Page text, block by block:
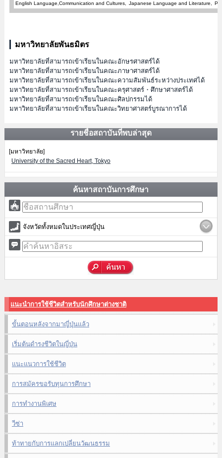
English Language,Communication and Cultures Japanese Language and Literature
มหาวิทยาลัยพันธมิตร
มหาวิทยาลัยที่สามารถเข้าเรียนในคณะอักษรศาสตร์ได้
มหาวิทยาลัยที่สามารถเข้าเรียนในคณะภาษาศาสตร์ได้
มหาวิทยาลัยที่สามารถเข้าเรียนในคณะความสัมพันธ์ระหว่างประเทศได้
มหาวิทยาลัยที่สามารถเข้าเรียนในคณะครุศาสตร์・ศึกษาศาสตร์ได้
มหาวิทยาลัยที่สามารถเข้าเรียนในคณะศิลปกรรมได้
มหาวิทยาลัยที่สามารถเข้าเรียนในคณะวิทยาศาสตร์บูรณาการได้
รายชื่อสถาบันที่พบล่าสุด
[มหาวิทยาลัย]
University of the Sacred Heart, Tokyo
ค้นหาสถาบันการศึกษา
จังหวัดทั้งหมดในประเทศญี่ปุ่น
แนะนำการใช้ชีวิตสำหรับนักศึกษาต่างชาติ
ขั้นตอนหลังจากมาญี่ปุ่นแล้ว
เริ่มต้นดำรงชีวิตในญี่ปุ่น
แนะแนวการใช้ชีวิต
การสมัครขอรับทุนการศึกษา
การทำงานพิเศษ
วีซ่า
ท้าทายกับการแลกเปลี่ยนวัฒนธรรม